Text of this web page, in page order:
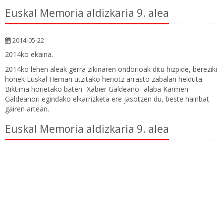
Euskal Memoria aldizkaria 9. alea
2014-05-22
2014ko ekaina.
2014ko lehen aleak gerra zikinaren ondorioak ditu hizpide, bereziki
honek Euskal Herrian utzitako heriotz arrasto zabalari helduta.
Biktima horietako baten -Xabier Galdeano- alaba Karmen
Galdeanori egindako elkarrizketa ere jasotzen du, beste hainbat
gairen artean.
Euskal Memoria aldizkaria 9. alea